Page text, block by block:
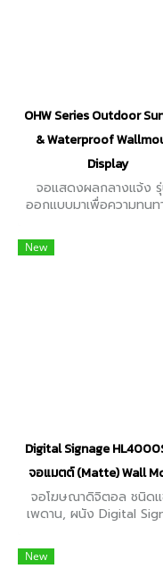
OHW Series Outdoor
& Waterproof
Display
จอแสดงผลกลางแจ้ง
ออกแบบมาเพื่อความทนท
เหล็กแข็งแรง ความสว่างสู
2,500 nits ขนาดหน้าจอ
New
Digital Signage
จอแมตต์ (Matte) Wall
จอโฆษณาดิจิตอล ชนิด
เพดาน, ผนัง Digital
เงาสะท้อน ความสว่าง
nits. Indoor มีขนาดหน้า
New